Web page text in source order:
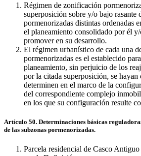
Régimen de zonificación
superposición sobre y/o bajo rasante
pormenorizadas distintas ordenadas
el planeamiento consolidado por él
promover en su desarrollo.
El régimen urbanístico de cada una
pormenorizadas es el establecido
planeamiento, sin perjuicio de los
por la citada superposición, se hayan
determinen en el marco de la
del correspondiente complejo
en los que su configuración resulte
Artículo 50. Determinaciones básicas
de las subzonas pormenorizadas.
Parcela residencial de Casco Antiguo